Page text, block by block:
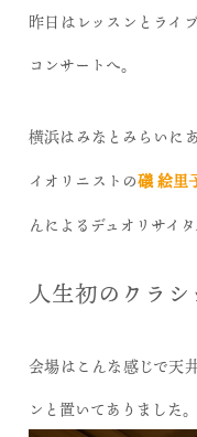
昨日はレッスンとライ
コンサートへ。
横浜はみなとみらいに
イオリニストの礒 絵里
んによるデュオリサイ
人生初のクラ
会場はこんな感じで天
ンと置いてありました。